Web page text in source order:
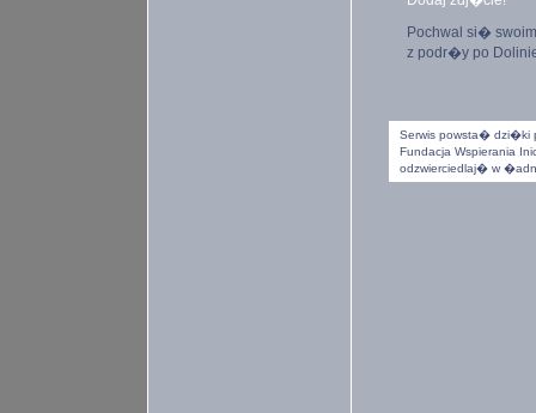
Pochwal si�
z podr�y po
Serwis powsta� dzi�ki
Fundacja Wspierania
odzwierciedlaj� w